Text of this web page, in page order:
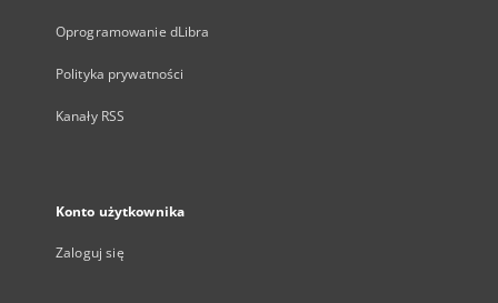
Oprogramowanie dLibra
Polityka prywatności
Kanały RSS
Konto użytkownika
Zaloguj się